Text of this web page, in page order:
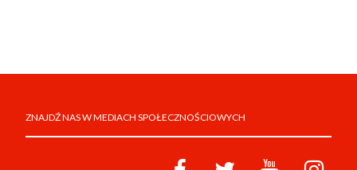
ZNAJDŹ NAS W MEDIACH SPOŁECZNOŚCIOWYCH